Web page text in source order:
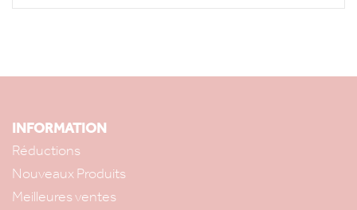
INFORMATION
Réductions
Nouveaux Produits
Meilleures ventes